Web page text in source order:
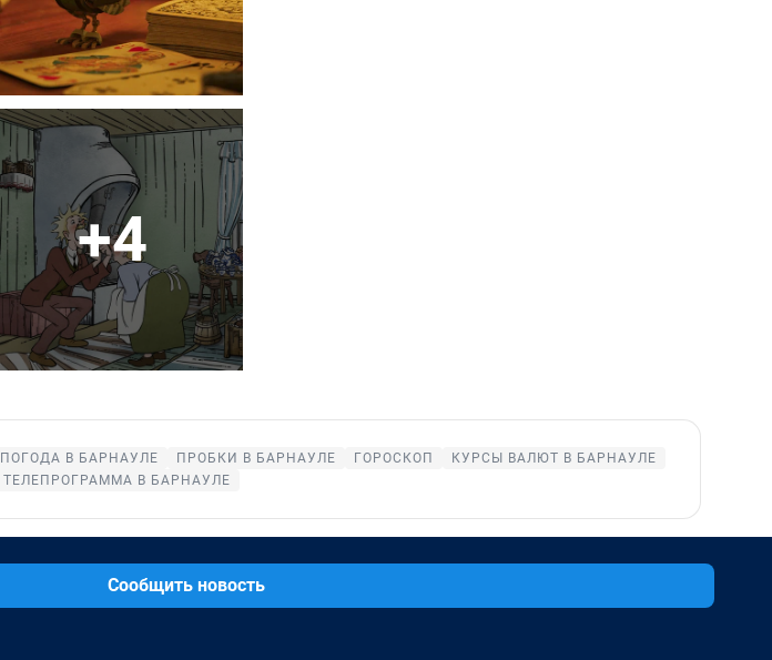
+4
ПОГОДА В БАРНАУЛЕ ПРОБКИ В БАРНАУЛЕ ГОРОСКОП
КУРСЫ ВАЛЮТ В БАРНАУЛЕ
ТЕЛЕПРОГРАММА В БАРНАУЛЕ
Сообщить новость